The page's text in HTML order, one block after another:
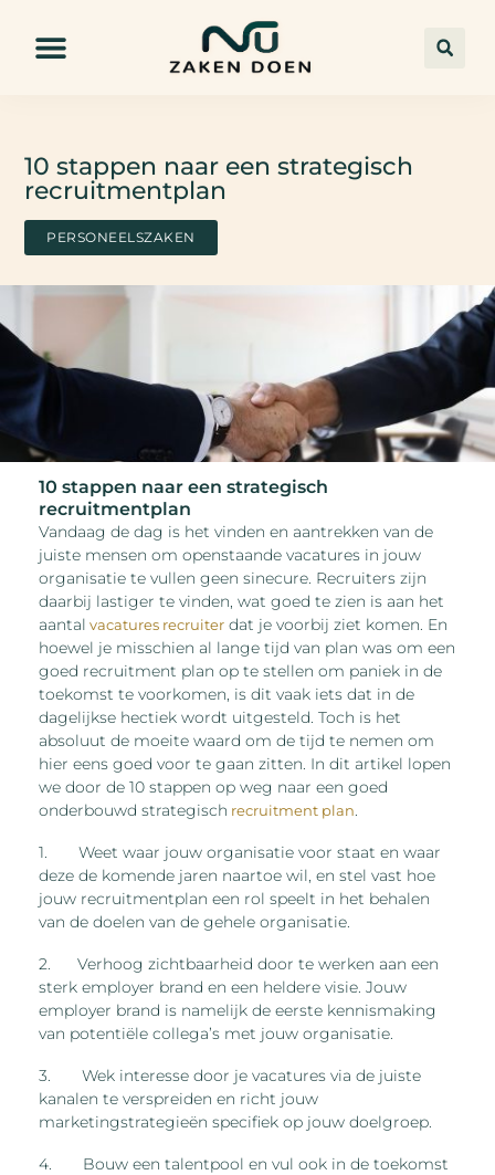
10 stappen naar een strategisch
recruitmentplan
PERSONEELSZAKEN
10 stappen naar een strategisch
recruitmentplan
Vandaag de dag is het vinden en aantrekken van de
juiste mensen om openstaande vacatures in jouw
organisatie te vullen geen sinecure. Recruiters zijn
daarbij lastiger te vinden, wat goed te zien is aan het
aantal vacatures recruiter dat je voorbij ziet komen. En
hoewel je misschien al lange tijd van plan was om een
goed recruitment plan op te stellen om paniek in de
toekomst te voorkomen, is dit vaak iets dat in de
dagelijkse hectiek wordt uitgesteld. Toch is het
absoluut de moeite waard om de tijd te nemen om
hier eens goed voor te gaan zitten. In dit artikel lopen
we door de 10 stappen op weg naar een goed
onderbouwd strategisch recruitment plan.
1. Weet waar jouw organisatie voor staat en waar
deze de komende jaren naartoe wil, en stel vast hoe
jouw recruitmentplan een rol speelt in het behalen
van de doelen van de gehele organisatie.
2. Verhoog zichtbaarheid door te werken aan een
sterk employer brand en een heldere visie. Jouw
employer brand is namelijk de eerste kennismaking
van potentiële collega’s met jouw organisatie.
3. Wek interesse door je vacatures via de juiste
kanalen te verspreiden en richt jouw
marketingstrategieën specifiek op jouw doelgroep.
4. Bouw een talentpool en vul ook in de toekomst